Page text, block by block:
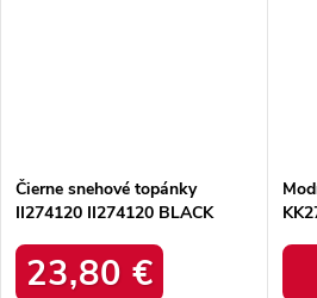
Čierne snehové topánky
II274120 II274120 BLACK
23,80 €